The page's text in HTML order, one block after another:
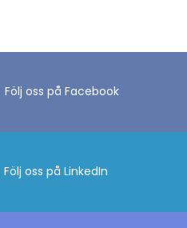
Följ oss på Facebook
Följ oss på LinkedIn